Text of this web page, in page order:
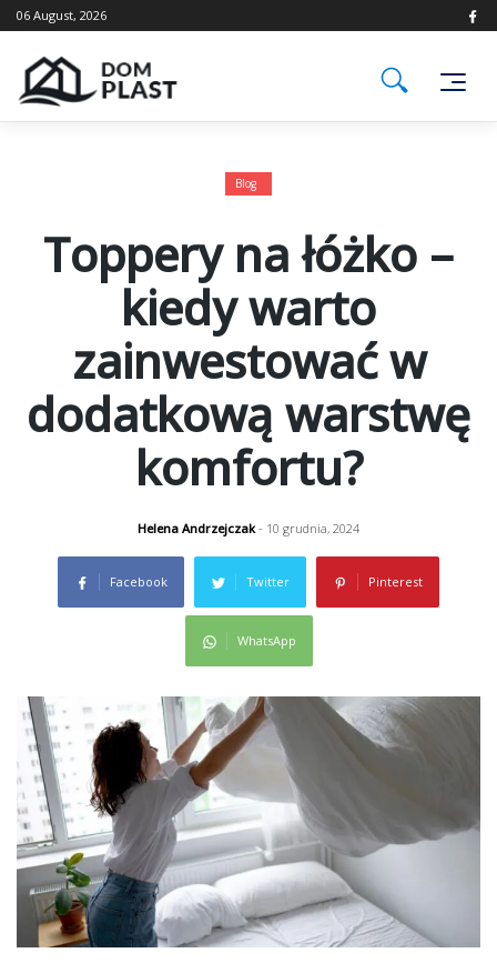
Skip
to
06 August, 2026
Blog
Toppery na łóżko –
kiedy warto
zainwestować w
dodatkową warstwę
komfortu?
Helena Andrzejczak- 10 grudnia, 2024
Facebook Twitter Pinterest
WhatsApp